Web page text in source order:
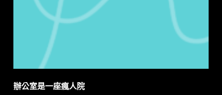
辦公室是一座瘋人院